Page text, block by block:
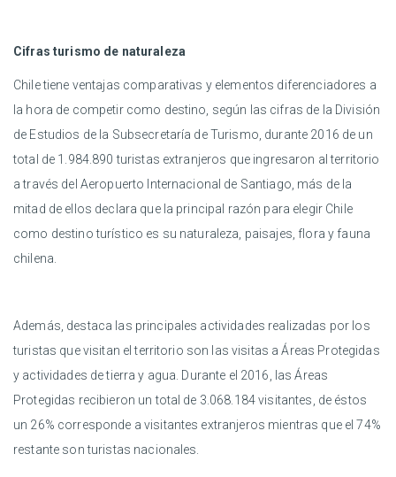
Cifras turismo de naturaleza
Chile tiene ventajas comparativas y elementos diferenciadores a
la hora de competir como destino, según las cifras de la División
de Estudios de la Subsecretaría de Turismo, durante 2016 de un
total de 1.984.890 turistas extranjeros que ingresaron al territorio
a través del Aeropuerto Internacional de Santiago, más de la
mitad de ellos declara que la principal razón para elegir Chile
como destino turístico es su naturaleza, paisajes, flora y fauna
chilena.
Además, destaca las principales actividades realizadas por los
turistas que visitan el territorio son las visitas a Áreas Protegidas
y actividades de tierra y agua. Durante el 2016, las Áreas
Protegidas recibieron un total de 3.068.184 visitantes, de éstos
un 26% corresponde a visitantes extranjeros mientras que el 74%
restante son turistas nacionales.